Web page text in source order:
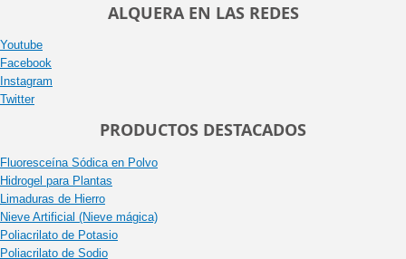
ALQUERA EN LAS REDES
Youtube
Facebook
Instagram
Twitter
PRODUCTOS DESTACADOS
Fluoresceína Sódica en Polvo
Hidrogel para Plantas
Limaduras de Hierro
Nieve Artificial (Nieve mágica)
Poliacrilato de Potasio
Poliacrilato de Sodio